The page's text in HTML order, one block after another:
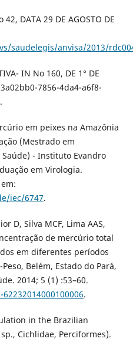
42, DATA 29 DE AGOSTO DE
saudelegis/anvisa/2013/
IN No 160, DE 1° DE
7856-4da4-a6f8-
em peixes na Amazônia
(Mestrado em
- Instituto Evandro
em Virologia.
iec/6747.
D, Silva MCF, Lima AAS,
de mercúrio total
em diferentes períodos
Belém, Estado do Pará,
2014; 5 (1) :53–60.
.
in the Brazilian
Cichlidae, Perciformes).